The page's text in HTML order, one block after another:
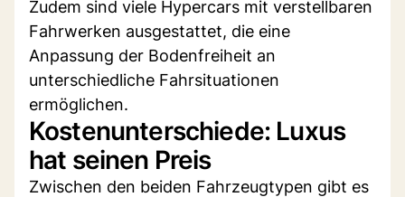
Zudem sind viele Hypercars mit verstellbaren
Fahrwerken ausgestattet, die eine
Anpassung der Bodenfreiheit an
unterschiedliche Fahrsituationen
ermöglichen.
Kostenunterschiede: Luxus
hat seinen Preis
Zwischen den beiden Fahrzeugtypen gibt es